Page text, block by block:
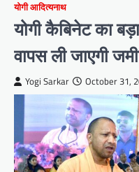
योगी आदित्यनाथ
योगी कैबिनेट का
वापस ली जाएगी
Yogi Sarkar October 31,